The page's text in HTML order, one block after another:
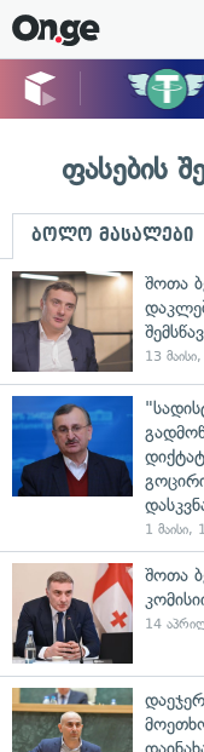
ფასების
ბოლო მასალები
შოთა
13
1 მაისი,
შოთა
14